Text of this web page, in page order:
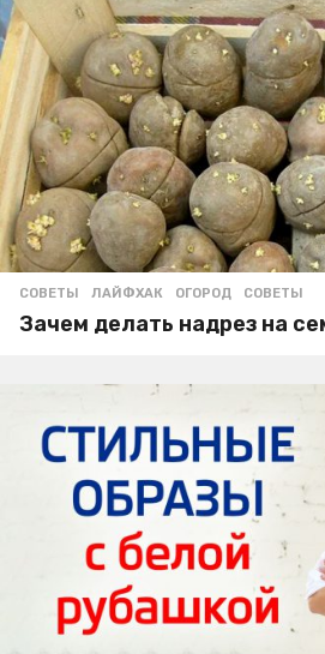
СОВЕТЫ ЛАЙФХАК ,ОГОРОД ,СОВЕТЫ
Зачем делать надрез на